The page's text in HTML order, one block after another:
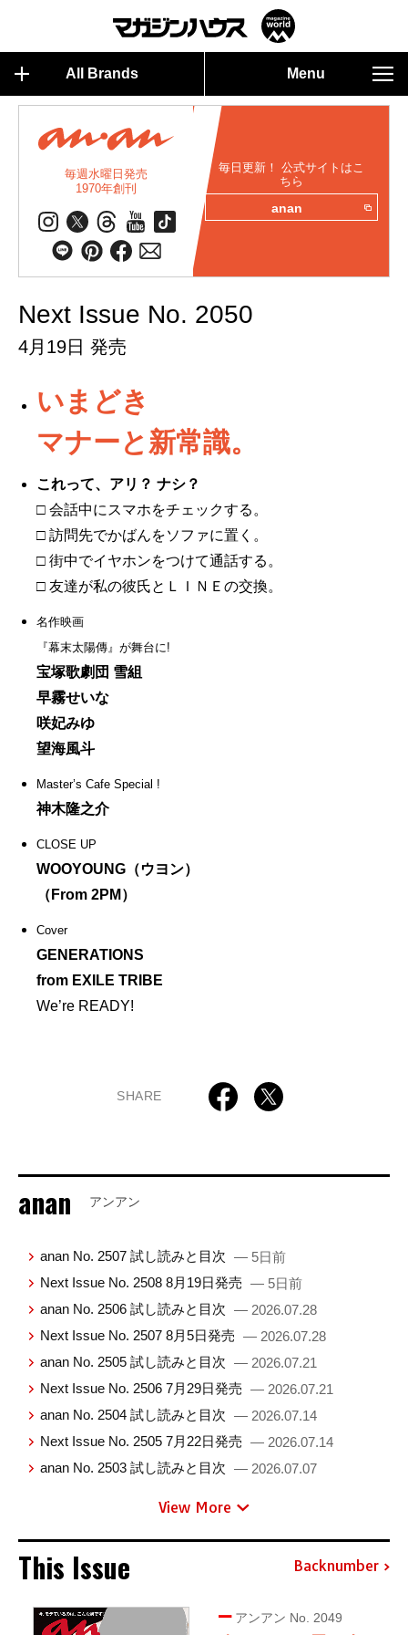
All Brands Menu
毎週水曜日発売
1970年創刊
毎日更新！ 公式サイトはこ
ちら
anan
Next Issue No. 2050
4月19日 発売
いまどき
マナーと新常識。
これって、アリ？ ナシ？
□ 会話中にスマホをチェックする。
□ 訪問先でかばんをソファに置く。
□ 街中でイヤホンをつけて通話する。
□ 友達が私の彼氏とＬＩＮＥの交換。
名作映画
『幕末太陽傳』が舞台に!
宝塚歌劇団 雪組
早霧せいな
咲妃みゆ
望海風斗
Master’s Cafe Special !
神木隆之介
CLOSE UP
WOOYOUNG（ウヨン）
（From 2PM）
Cover
GENERATIONS
from EXILE TRIBE
We’re READY!
SHARE
anan アンアン
anan No. 2507 試し読みと目次 — 5日前
Next Issue No. 2508 8月19日発売 — 5日前
anan No. 2506 試し読みと目次 — 2026.07.28
Next Issue No. 2507 8月5日発売 — 2026.07.28
anan No. 2505 試し読みと目次 — 2026.07.21
Next Issue No. 2506 7月29日発売 — 2026.07.21
anan No. 2504 試し読みと目次 — 2026.07.14
Next Issue No. 2505 7月22日発売 — 2026.07.14
anan No. 2503 試し読みと目次 — 2026.07.07
View More
This Issue Backnumber
アンアン No. 2049